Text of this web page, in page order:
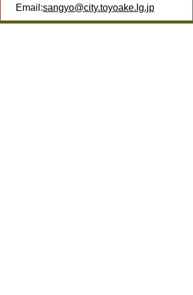
Email:sangyo@city.toyoake.lg.jp